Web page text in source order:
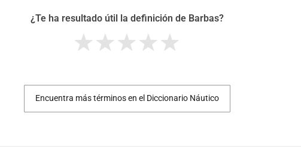
¿Te ha resultado útil la definición de Barbas?
Encuentra más términos en el Diccionario Náutico